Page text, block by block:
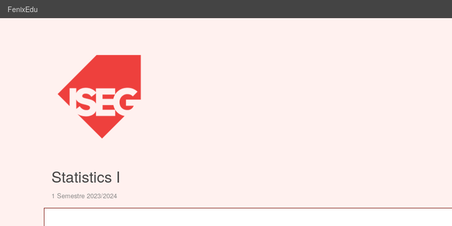
FenixEdu
Statistics I
1 Semestre 2023/2024